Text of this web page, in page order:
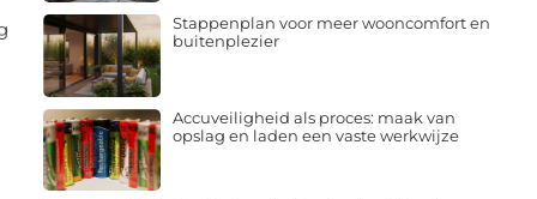
Stappenplan voor meer wooncomfort en
buitenplezier
Accuveiligheid als proces: maak van
opslag en laden een vaste werkwijze